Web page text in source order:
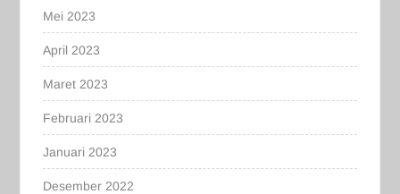
Mei 2023
April 2023
Maret 2023
Februari 2023
Januari 2023
Desember 2022